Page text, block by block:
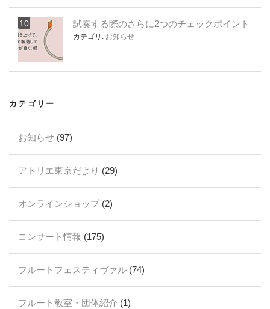
試奏する際のさらに2つのチェックポイント
カテゴリ: お知らせ
カテゴリー
お知らせ (97)
アトリエ東京だより (29)
オンラインショップ(2)
コンサート情報 (175)
フルートフェスティヴァル (74)
フルート教室・団体紹介 (1)